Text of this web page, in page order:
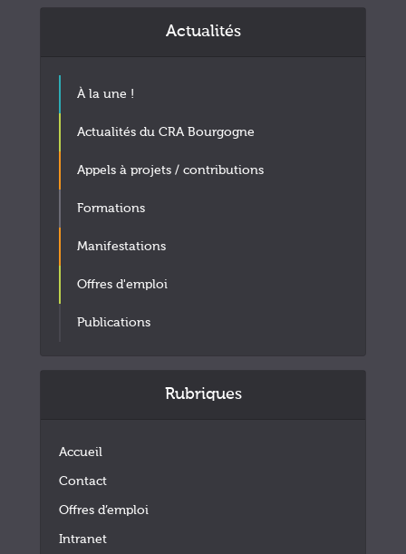
Actualités
À la une !
Actualités du CRA Bourgogne
Appels à projets / contributions
Formations
Manifestations
Offres d'emploi
Publications
Rubriques
Accueil
Contact
Offres d’emploi
Intranet